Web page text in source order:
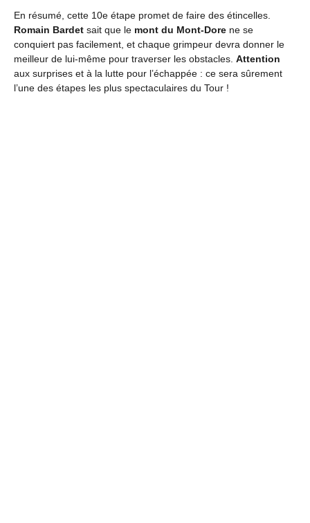
En résumé, cette 10e étape promet de faire des étincelles.
Romain Bardet sait que le mont du Mont-Dore ne se
conquiert pas facilement, et chaque grimpeur devra donner le
meilleur de lui-même pour traverser les obstacles. Attention
aux surprises et à la lutte pour l’échappée : ce sera sûrement
l’une des étapes les plus spectaculaires du Tour !